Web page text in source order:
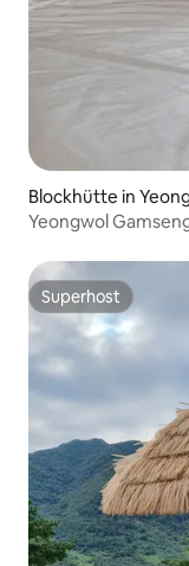
Blockhütte in
Yeongwol
Superhost
Superhost